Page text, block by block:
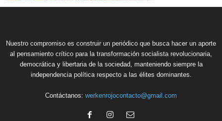
Nuestro compromiso es construir un periódico que busca hacer un aporte
al pensamiento crítico para la transformación socialista revolucionaria,
democrática y libertaria de la sociedad, manteniendo siempre la
independencia política respecto a las élites dominantes.
Contáctanos: werkenrojocontacto@gmail.com